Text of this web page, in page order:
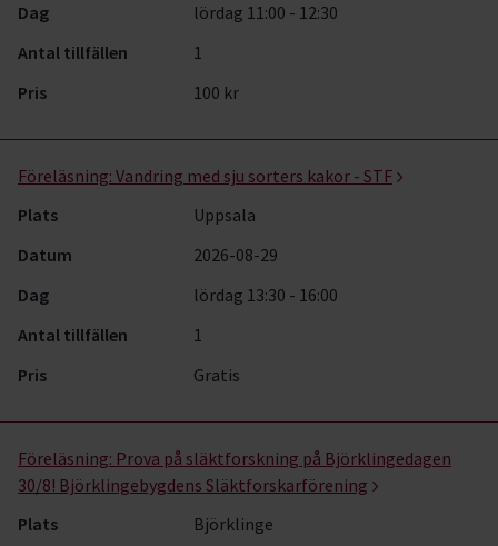
Dag
lördag 11:00 - 12:30
Antal tillfällen
1
Pris
100 kr
Föreläsning: Vandring med sju sorters kakor - STF
Plats
Uppsala
Datum
2026-08-29
Dag
lördag 13:30 - 16:00
Antal tillfällen
1
Pris
Gratis
Föreläsning: Prova på släktforskning på Björklingedagen
30/8! Björklingebygdens Släktforskarförening
Plats
Björklinge